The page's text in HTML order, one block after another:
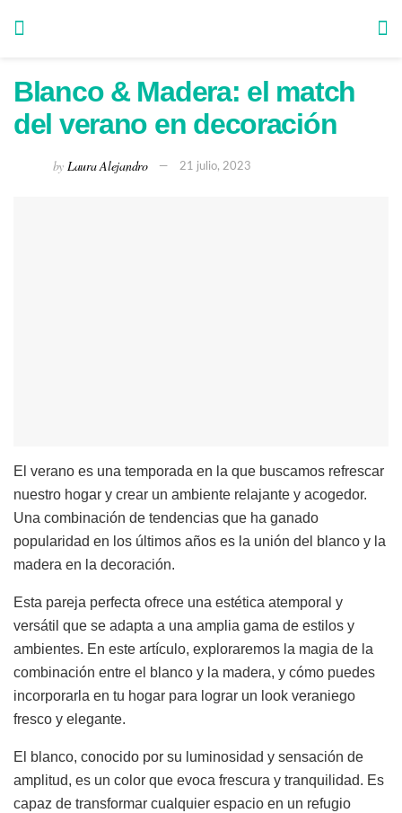
Blanco & Madera: el match
del verano en decoración
by Laura Alejandro 21 julio, 2023
El verano es una temporada en la que buscamos refrescar
nuestro hogar y crear un ambiente relajante y acogedor.
Una combinación de tendencias que ha ganado
popularidad en los últimos años es la unión del blanco y la
madera en la decoración.
Esta pareja perfecta ofrece una estética atemporal y
versátil que se adapta a una amplia gama de estilos y
ambientes. En este artículo, exploraremos la magia de la
combinación entre el blanco y la madera, y cómo puedes
incorporarla en tu hogar para lograr un look veraniego
fresco y elegante.
El blanco, conocido por su luminosidad y sensación de
amplitud, es un color que evoca frescura y tranquilidad. Es
capaz de transformar cualquier espacio en un refugio